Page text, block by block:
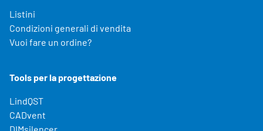
Listini
Condizioni generali di vendita
Vuoi fare un ordine?
Tools per la progettazione
LindQST
CADvent